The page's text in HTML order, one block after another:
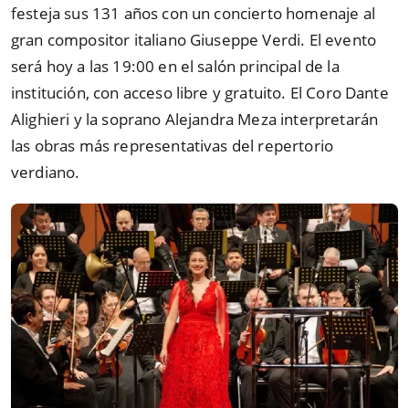
festeja sus 131 años con un concierto homenaje al
gran compositor italiano Giuseppe Verdi. El evento
será hoy a las 19:00 en el salón principal de la
institución, con acceso libre y gratuito. El Coro Dante
Alighieri y la soprano Alejandra Meza interpretarán
las obras más representativas del repertorio
verdiano.